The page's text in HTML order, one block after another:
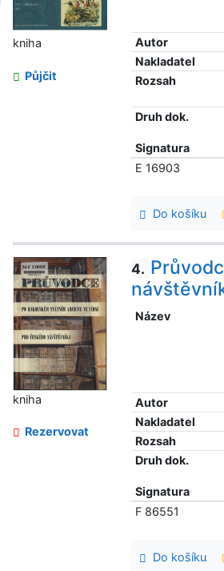
Autor
Nakladatel
Rozsah
Druh dok.
Signatura
E 16903
Do košíku
kniha
Půjčit
4.
Název
Autor
Nakladatel
Rozsah
Druh dok.
Signatura
F 86551
Do košíku
kniha
Rezervovat